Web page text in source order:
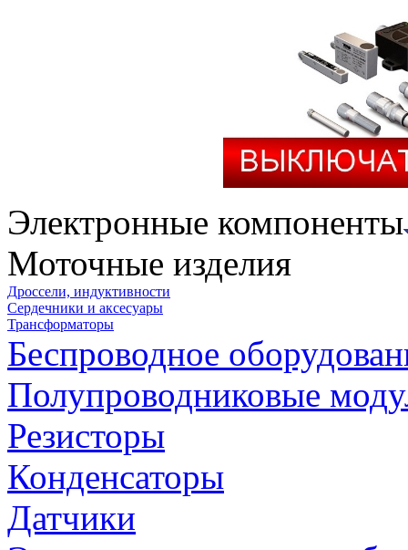
Электронные компоненты
Моточные изделия
Дроссели, индуктивности
Сердечники и аксесуары
Трансформаторы
Беспроводное
Полупроводниковые
Резисторы
Конденсаторы
Датчики